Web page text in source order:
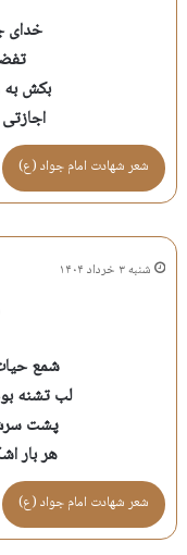
خدای
بکش
شعر شهادت امام جواد (ع)
شنبه ۳ خرداد ۱۴۰۴
شمع
لب تشنه
پشت
هر بار
شعر شهادت امام جواد (ع)